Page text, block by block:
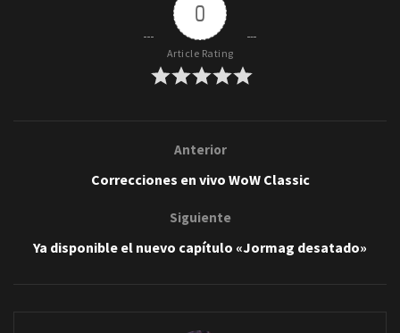
0
Article Rating
Anterior
Correcciones en vivo WoW Classic
Siguiente
Ya disponible el nuevo capítulo «Jormag desatado»